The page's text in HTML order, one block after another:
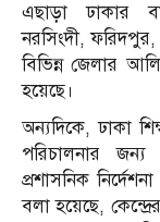
এছাড়া ঢাকার
নরসিংদী,
বিভিন্ন জেলার
হয়েছে।
অন্যদিকে, ঢাকা
পরিচালনার
প্রশাসনিক
বলা হয়েছে,